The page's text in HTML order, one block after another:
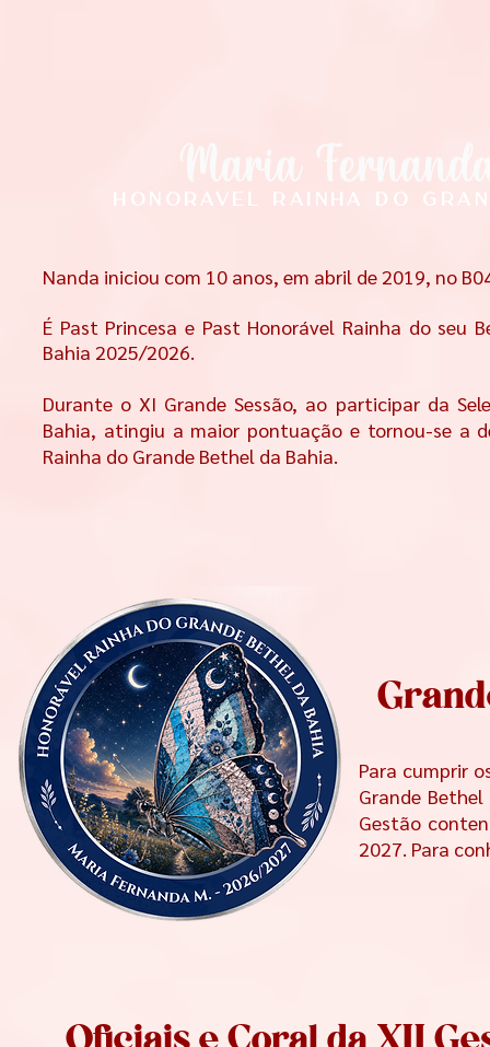
Honoravel rainha do
Nanda iniciou com 10 anos, em abril de 2019, no
É Past Princesa e Past Honorável Rainha do seu
Bahia 2025/2026.
Durante o XI Grande Sessão, ao participar da
Bahia, atingiu a maior pontuação e tornou-se a
Rainha do Grande Bethel da Bahia.
Para cumprir
Grande
Gestão
2027. Para